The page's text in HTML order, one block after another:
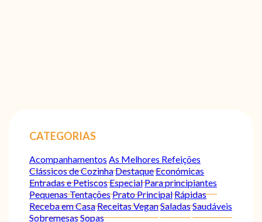
CATEGORIAS
Acompanhamentos As Melhores Refeições
Clássicos de CozinhaDestaqueEconómicas
Entradas e PetiscosEspecialPara principiantes
Pequenas TentaçõesPrato PrincipalRápidas
Receba em CasaReceitas VeganSaladasSaudáveis
SobremesasSopas